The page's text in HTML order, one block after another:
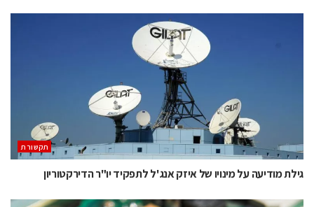
תקשורת
גילת מודיעה על מינויו של איזק אנג'ל לתפקיד יו"ר הדירקטוריון